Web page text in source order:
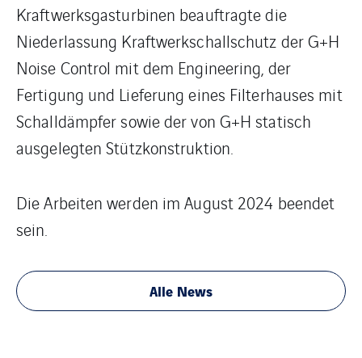
Kraftwerksgasturbinen beauftragte die
Niederlassung Kraftwerkschallschutz der G+H
Noise Control mit dem Engineering, der
Fertigung und Lieferung eines Filterhauses mit
Schalldämpfer sowie der von G+H statisch
ausgelegten Stützkonstruktion.
Die Arbeiten werden im August 2024 beendet
sein.
Alle News